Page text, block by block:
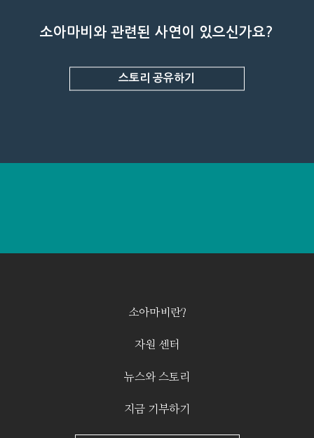
소아마비와 관련된 사연이 있으신가요?
스토리 공유하기
소아마비란?
자원 센터
뉴스와 스토리
지금 기부하기